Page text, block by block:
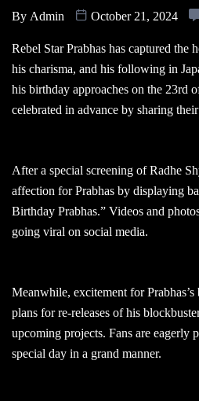
By Admin October 21, 2024
Rebel Star Prabhas has captured
his charisma, and his following in
his birthday approaches on the 23rd
celebrated in advance by sharing
After a special screening of Radhe
affection for Prabhas by displaying
Birthday Prabhas.” Videos and
going viral on social media.
Meanwhile, excitement for
plans for re-releases of his
upcoming projects. Fans are eagerly
special day in a grand manner.